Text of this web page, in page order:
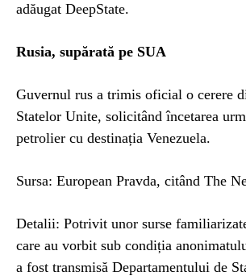
adăugat DeepState.
Rusia, supărată pe SUA
Guvernul rus a trimis oficial o cerere
Statelor Unite, solicitând încetarea
petrolier cu destinația Venezuela.
Sursa: European Pravda, citând The
Detalii: Potrivit unor surse
care au vorbit sub condiția
a fost transmisă Departamentului de